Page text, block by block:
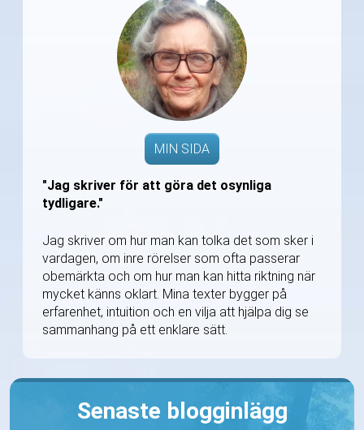
MIN SIDA
"Jag skriver för att göra det osynliga
tydligare."
Jag skriver om hur man kan tolka det som sker i
vardagen, om inre rörelser som ofta passerar
obemärkta och om hur man kan hitta riktning när
mycket känns oklart. Mina texter bygger på
erfarenhet, intuition och en vilja att hjälpa dig se
sammanhang på ett enklare sätt.
Senaste blogginlägg